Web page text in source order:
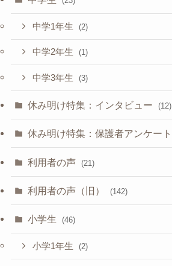
中学1年生 (2)
中学2年生 (1)
中学3年生 (3)
休み明け特集：インタビュー (12)
休み明け特集：保護者アンケート
利用者の声 (21)
利用者の声（旧） (142)
小学生 (46)
小学1年生 (2)